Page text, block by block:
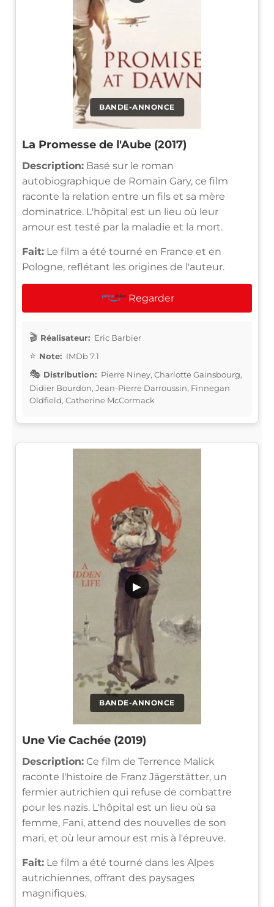
BANDE-ANNONCE
La Promesse de l'Aube (2017)
Description: Basé sur le roman
autobiographique de Romain Gary, ce film
raconte la relation entre un fils et sa mère
dominatrice. L'hôpital est un lieu où leur
amour est testé par la maladie et la mort.
Fait: Le film a été tourné en France et en
Pologne, reflétant les origines de l'auteur.
Regarder
Réalisateur: Eric Barbier
Note: IMDb 7.1
Distribution: Pierre Niney, Charlotte Gainsbourg,
Didier Bourdon, Jean-Pierre Darroussin, Finnegan
Oldfield, Catherine McCormack
BANDE-ANNONCE
▶
Une Vie Cachée (2019)
Description: Ce film de Terrence Malick
raconte l'histoire de Franz Jägerstätter, un
fermier autrichien qui refuse de combattre
pour les nazis. L'hôpital est un lieu où sa
femme, Fani, attend des nouvelles de son
mari, et où leur amour est mis à l'épreuve.
Fait: Le film a été tourné dans les Alpes
autrichiennes, offrant des paysages
magnifiques.